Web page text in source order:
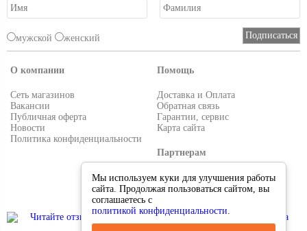
мужской женский
О компании
Сеть магазинов
Вакансии
Публичная оферта
Новости
Политика конфиденциальности
Помощь
Доставка и Оплата
Обратная связь
Гарантии, сервис
Карта сайта
Партнерам
Условия работы
Реквизиты
Мы используем куки для улучшения работы
сайта. Продолжая пользоваться сайтом, вы
соглашаетесь с
политикой конфиденциальности.